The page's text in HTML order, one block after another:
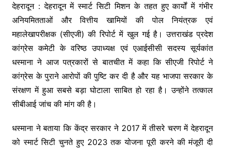
देहरादून : देहरादून में स्मार्ट सिटी मिशन के तहत हुए कार्यों में गंभीर
अनियमितताओं और वित्तीय खामियों की पोल नियंत्रक एवं
महालेखापरीक्षक (सीएजी) की रिपोर्ट में खुल गई है। उत्तराखंड प्रदेश
कांग्रेस कमेटी के वरिष्ठ उपाध्यक्ष एवं एआईसीसी सदस्य सूर्यकांत
धस्माना ने आज पत्रकारों से बातचीत में कहा कि सीएजी रिपोर्ट ने
कांग्रेस के पुराने आरोपों की पुष्टि कर दी है और यह भाजपा सरकार के
संरक्षण में हुआ सबसे बड़ा घोटाला साबित हो रहा है। उन्होंने तत्काल
सीबीआई जांच की मांग की है।
धस्माना ने बताया कि केंद्र सरकार ने 2017 में तीसरे चरण में देहरादून
को स्मार्ट सिटी चुनते हुए 2023 तक योजना पूरी करने की मंजूरी दी